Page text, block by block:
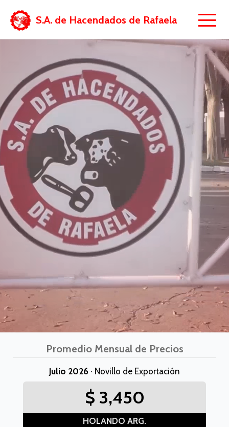
S.A. de Hacendados de Rafaela
Promedio Mensual de Precios
Julio 2026 · Novillo de Exportación
$ 3,450
HOLANDO ARG.